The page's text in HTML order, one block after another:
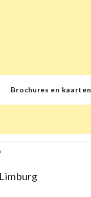
Brochures en kaarten